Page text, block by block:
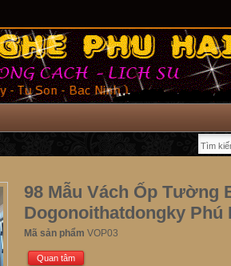
98 Mẫu Vách Ốp Tường
Dogonoithatdongky Phú
Mã sản phẩm VOP03
Quan tâm